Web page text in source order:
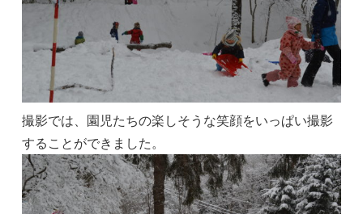
撮影では、園児たちの楽しそうな笑顔をいっぱい撮影
することができました。